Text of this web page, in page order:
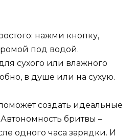
нажми кнопку,
под водой.
сухого или влажного
в душе или на сухую.
создать идеальные
бритвы –
одного часа зарядки. И